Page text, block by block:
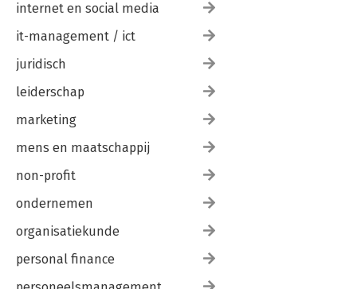
internet en social media
it-management / ict
juridisch
leiderschap
marketing
mens en maatschappij
non-profit
ondernemen
organisatiekunde
personal finance